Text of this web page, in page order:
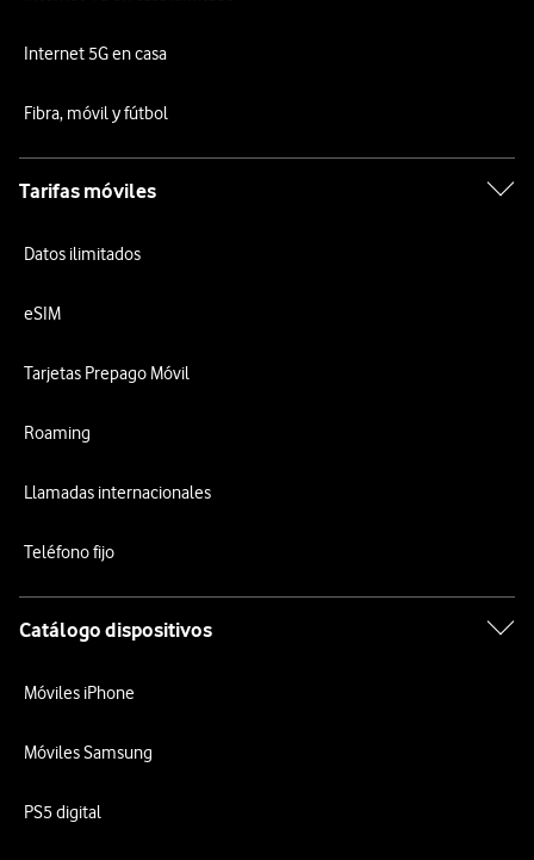
Internet 5G en casa
Fibra, móvil y fútbol
Tarifas móviles
Datos ilimitados
eSIM
Tarjetas Prepago Móvil
Roaming
Llamadas internacionales
Teléfono fijo
Catálogo dispositivos
Móviles iPhone
Móviles Samsung
PS5 digital